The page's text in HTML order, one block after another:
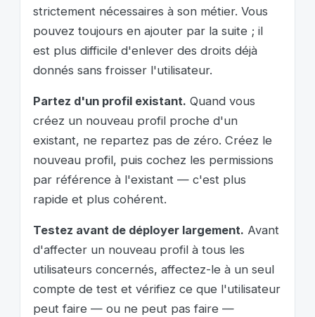
strictement nécessaires à son métier. Vous
pouvez toujours en ajouter par la suite ; il
est plus difficile d'enlever des droits déjà
donnés sans froisser l'utilisateur.
Partez d'un profil existant. Quand vous
créez un nouveau profil proche d'un
existant, ne repartez pas de zéro. Créez le
nouveau profil, puis cochez les permissions
par référence à l'existant — c'est plus
rapide et plus cohérent.
Testez avant de déployer largement. Avant
d'affecter un nouveau profil à tous les
utilisateurs concernés, affectez-le à un seul
compte de test et vérifiez ce que l'utilisateur
peut faire — ou ne peut pas faire —